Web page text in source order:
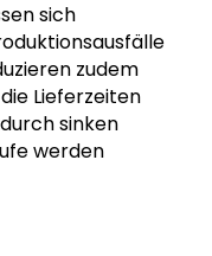
sich
zudem
Lieferzeiten
sinken
werden